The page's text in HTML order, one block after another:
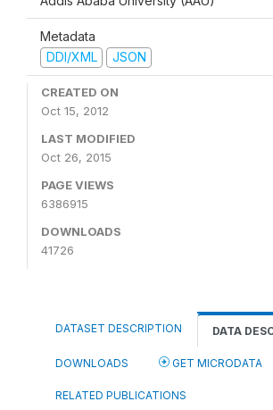
Metadata
DDI/XML
JSON
CREATED ON
Oct 15, 2012
LAST MODIFIED
Oct 26, 2015
PAGE VIEWS
6386915
DOWNLOADS
41726
DATASET DESCRIPTION DATA
DOWNLOADS GET MICRODATA
RELATED PUBLICATIONS